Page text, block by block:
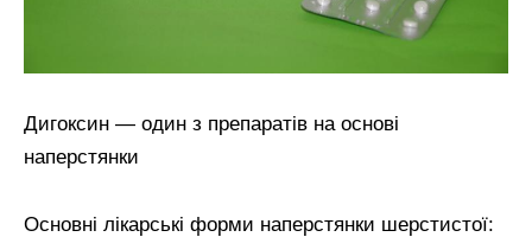
Дигоксин — один з препаратів на основі
наперстянки
Основні лікарські форми наперстянки шерстистої: